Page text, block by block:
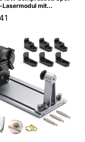
Lasermodul mit